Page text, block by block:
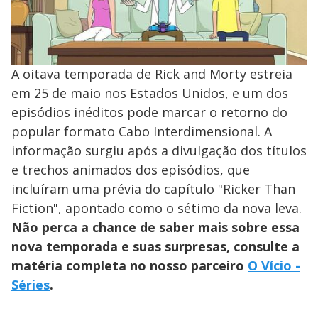
A oitava temporada de Rick and Morty estreia
em 25 de maio nos Estados Unidos, e um dos
episódios inéditos pode marcar o retorno do
popular formato Cabo Interdimensional. A
informação surgiu após a divulgação dos títulos
e trechos animados dos episódios, que
incluíram uma prévia do capítulo "Ricker Than
Fiction", apontado como o sétimo da nova leva.
Não perca a chance de saber mais sobre essa
nova temporada e suas surpresas, consulte a
matéria completa no nosso parceiro O Vício -
Séries.